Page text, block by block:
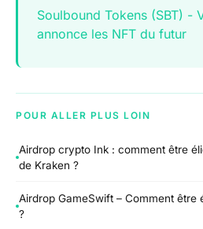
Soulbound Tokens (SBT) -
annonce les NFT du futur
POUR ALLER PLUS LOIN
Airdrop crypto Ink : comment être
de Kraken ?
Airdrop GameSwift – Comment être
?